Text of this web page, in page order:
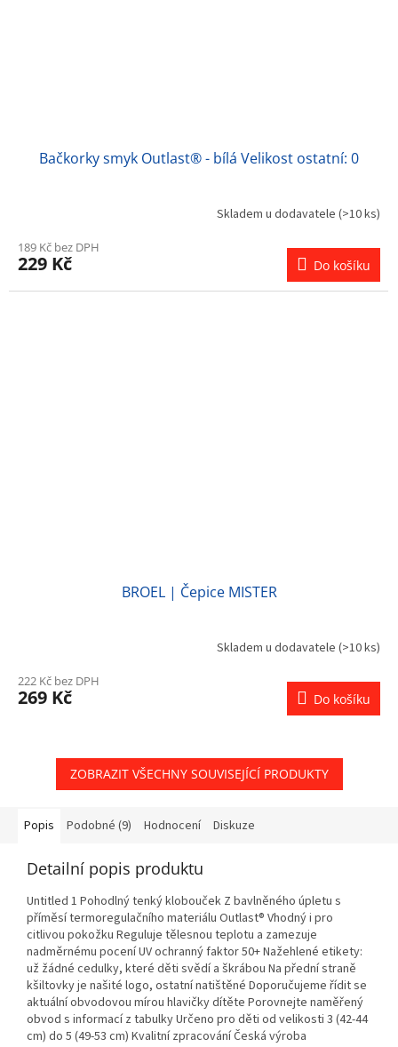
Bačkorky smyk Outlast® - bílá Velikost ostatní: 0
produktu
je
Skladem u dodavatele(>10 ks)
189 Kč bez DPH
229 Kč Do košíku
BROEL | Čepice MISTER
Skladem u dodavatele (>10 ks)
222 Kč bez DPH
269 Kč Do košíku
ZOBRAZIT VŠECHNY SOUVISEJÍCÍ PRODUKTY
Popis Podobné (9) Hodnocení Diskuze
Detailní popis produktu
Untitled 1 Pohodlný tenký klobouček Z bavlněného úpletu s
příměsí termoregulačního materiálu Outlast® Vhodný i pro
citlivou pokožku Reguluje tělesnou teplotu a zamezuje
nadměrnému pocení UV ochranný faktor 50+ Nažehlené etikety:
už žádné cedulky, které děti svědí a škrábou Na přední straně
kšiltovky je našité logo, ostatní natištěné Doporučujeme řídit se
aktuální obvodovou mírou hlavičky dítěte Porovnejte naměřený
obvod s informací z tabulky Určeno pro děti od velikosti 3 (42-44
cm) do 5 (49-53 cm) Kvalitní zpracování Česká výroba